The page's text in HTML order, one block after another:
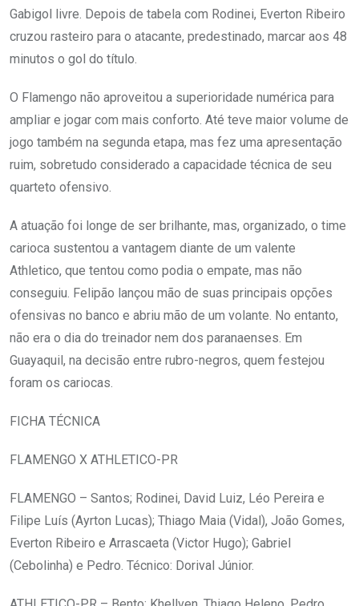
Gabigol livre. Depois de tabela com Rodinei, Everton Ribeiro
cruzou rasteiro para o atacante, predestinado, marcar aos 48
minutos o gol do título.
O Flamengo não aproveitou a superioridade numérica para
ampliar e jogar com mais conforto. Até teve maior volume de
jogo também na segunda etapa, mas fez uma apresentação
ruim, sobretudo considerado a capacidade técnica de seu
quarteto ofensivo.
A atuação foi longe de ser brilhante, mas, organizado, o time
carioca sustentou a vantagem diante de um valente
Athletico, que tentou como podia o empate, mas não
conseguiu. Felipão lançou mão de suas principais opções
ofensivas no banco e abriu mão de um volante. No entanto,
não era o dia do treinador nem dos paranaenses. Em
Guayaquil, na decisão entre rubro-negros, quem festejou
foram os cariocas.
FICHA TÉCNICA
FLAMENGO X ATHLETICO-PR
FLAMENGO – Santos; Rodinei, David Luiz, Léo Pereira e
Filipe Luís (Ayrton Lucas); Thiago Maia (Vidal), João Gomes,
Everton Ribeiro e Arrascaeta (Victor Hugo); Gabriel
(Cebolinha) e Pedro. Técnico: Dorival Júnior.